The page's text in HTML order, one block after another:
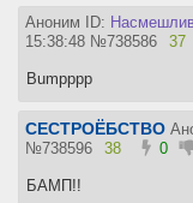
Аноним ID:
15:38:48 №738586 37
Bumpppp
СЕСТРОЁБСТВО
№738596 38 0
БАМП!!